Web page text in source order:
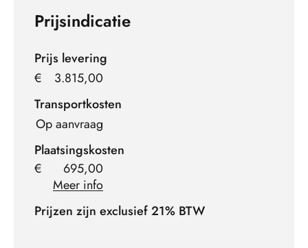
Prijsindicatie
Prijs levering
€
3.815,00
Transportkosten
Op aanvraag
Plaatsingskosten
€
695,00
Meer info
Prijzen zijn exclusief 21% BTW